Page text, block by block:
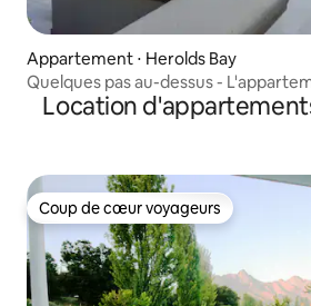
Appartement ⋅ Herolds Bay
Quelques pas au-dessus -
Location
Coup de cœur voyageurs
Coup de cœur voyageurs